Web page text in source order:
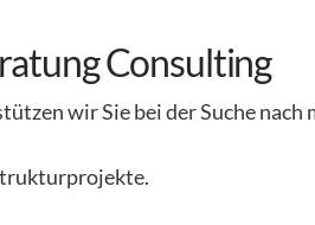
Consulting
wir Sie bei der Suche